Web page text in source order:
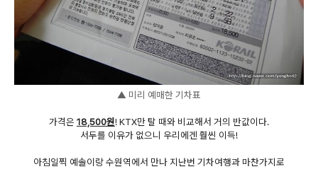
▲ 미리 예매한 기차표
가격은 18,500원! KTX만 탈 때와 비교해서 거의 반값이다.
서두를 이유가 없으니 우리에겐 훨씬 이득!
아침일찍 예솔이랑 수원역에서 만나 지난번 기차여행과 마찬가지로